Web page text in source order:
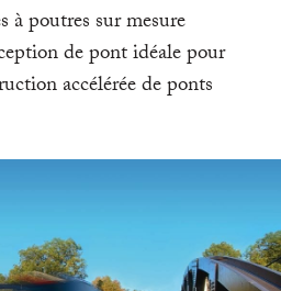
à poutres sur mesure
de pont idéale pour
accélérée de ponts